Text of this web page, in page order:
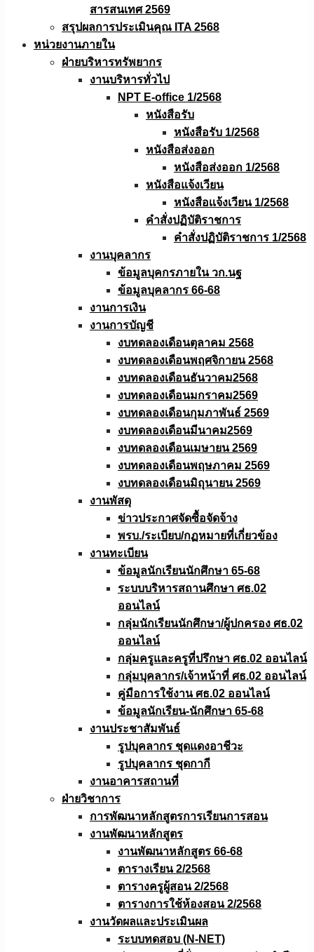
สารสนเทศ 2569
สรุปผลการประเมินคุณ ITA 2568
หน่วยงานภายใน
ฝ่ายบริหารทรัพยากร
งานบริหารทั่วไป
NPT E-office 1/2568
หนังสือรับ
หนังสือรับ 1/2568
หนังสือส่งออก
หนังสือส่งออก 1/2568
หนังสือแจ้งเวียน
หนังสือเเจ้งเวียน 1/2568
คำสั่งปฏิบัติราชการ
คำสั่งปฏิบัติราชการ 1/2568
งานบุคลากร
ข้อมูลบุคกรภายใน วก.นฐ
ข้อมูลบุคลากร 66-68
งานการเงิน
งานการบัญชี
งบทดลองเดือนตุลาคม 2568
งบทดลองเดือนพฤศจิกายน 2568
งบทดลองเดือนธันวาคม2568
งบทดลองเดือนมกราคม2569
งบทดลองเดือนกุมภาพันธ์ 2569
งบทดลองเดือนมีนาคม2569
งบทดลองเดือนเมษายน 2569
งบทดลองเดือนพฤษภาคม 2569
งบทดลองเดือนมิถุนายน 2569
งานพัสดุ
ข่าวประกาศจัดซื้อจัดจ้าง
พรบ./ระเบียบ/กฏหมายที่เกี่ยวข้อง
งานทะเบียน
ข้อมูลนักเรียนนักศึกษา 65-68
ระบบบริหารสถานศึกษา ศธ.02
ออนไลน์
กลุ่มนักเรียนนักศึกษา/ผู้ปกครอง ศธ.02
ออนไลน์
กลุ่มครูและครูที่ปรึกษา ศธ.02 ออนไลน์
กลุ่มบุคลากร/เจ้าหน้าที่ ศธ.02 ออนไลน์
คู่มือการใช้งาน ศธ.02 ออนไลน์
ข้อมูลนักเรียน-นักศึกษา 65-68
งานประชาสัมพันธ์
รูปบุคลากร ชุดแดงอาชีวะ
รูปบุคลากร ชุดกากี
งานอาคารสถานที่
ฝ่ายวิชาการ
การพัฒนาหลักสูตรการเรียนการสอน
งานพัฒนาหลักสูตร
งานพัฒนาหลักสูตร 66-68
ตารางเรียน 2/2568
ตารางครูผู้สอน 2/2568
ตารางการใช้ห้องสอน 2/2568
งานวัดผลเเละประเมินผล
ระบบทดสอบ (N-NET)